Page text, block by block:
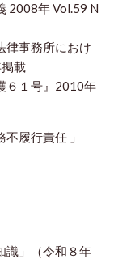
2008年 Vol.59 N
律事務所におけ
載
６１号』2010年
履行責任 」
識」（令和８年